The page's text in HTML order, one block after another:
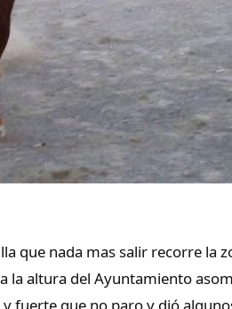
que nada mas salir recorre la
altura del Ayuntamiento